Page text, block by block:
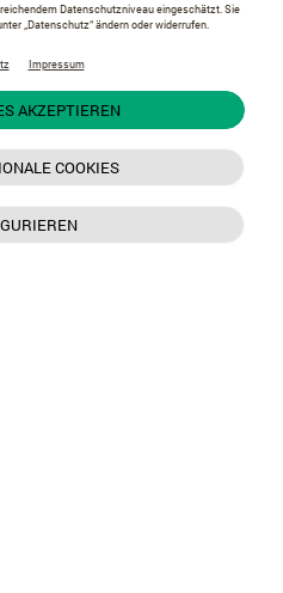
Datenschutzniveau eingeschätzt. Sie
„Datenschutz“ ändern oder widerrufen.
Impressum
AKZEPTIEREN
COOKIES